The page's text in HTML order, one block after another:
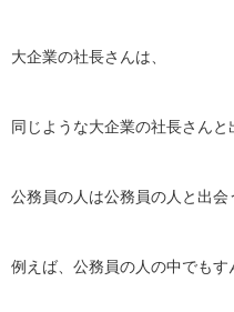
大企業の社長さんは、
同じような大企業の社長さんと
公務員の人は公務員の人と出会
例えば、公務員の人の中でもす